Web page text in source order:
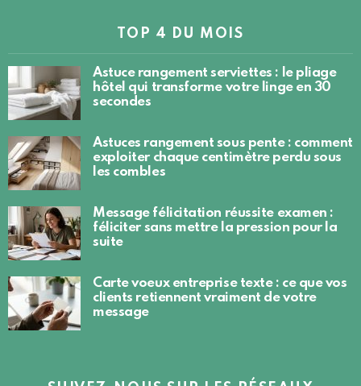
TOP 4 DU MOIS
Astuce rangement serviettes : le pliage
hôtel qui transforme votre linge en 30
secondes
Astuces rangement sous pente : comment
exploiter chaque centimètre perdu sous
les combles
Message félicitation réussite examen :
féliciter sans mettre la pression pour la
suite
Carte voeux entreprise texte : ce que vos
clients retiennent vraiment de votre
message